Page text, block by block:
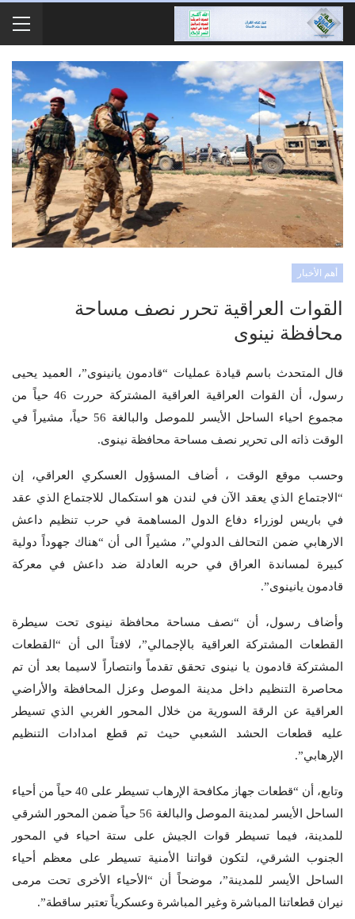
أهم الأخبار
القوات العراقية تحرر نصف مساحة
محافظة نينوى
قال المتحدث باسم قيادة عمليات “قادمون يانينوى”، العميد يحيى
رسول، أن القوات العراقية العراقية المشتركة حررت 46 حياً من
مجموع احياء الساحل الأيسر للموصل والبالغة 56 حياً، مشيراً في
الوقت ذاته الى تحرير نصف مساحة محافظة نينوى.
وحسب موقع الوقت ، أضاف المسؤول العسكري العراقي، إن
“الاجتماع الذي يعقد الآن في لندن هو استكمال للاجتماع الذي عقد
في باريس لوزراء دفاع الدول المساهمة في حرب تنظيم داعش
الارهابي ضمن التحالف الدولي”، مشيراً الى أن “هناك جهوداً دولية
كبيرة لمساندة العراق في حربه العادلة ضد داعش في معركة
قادمون يانينوى”.
وأضاف رسول، أن “نصف مساحة محافظة نينوى تحت سيطرة
القطعات المشتركة العراقية بالإجمالي”، لافتاً الى أن “القطعات
المشتركة قادمون يا نينوى تحقق تقدماً وانتصاراً لاسيما بعد أن تم
محاصرة التنظيم داخل مدينة الموصل وعزل المحافظة والأراضي
العراقية عن الرقة السورية من خلال المحور الغربي الذي تسيطر
عليه قطعات الحشد الشعبي حيث تم قطع امدادات التنظيم
الإرهابي”.
وتابع، أن “قطعات جهاز مكافحة الإرهاب تسيطر على 40 حياً من أحياء
الساحل الأيسر لمدينة الموصل والبالغة 56 حياً ضمن المحور الشرقي
للمدينة، فيما تسيطر قوات الجيش على ستة احياء في المحور
الجنوب الشرقي، لتكون قواتنا الأمنية تسيطر على معظم أحياء
الساحل الأيسر للمدينة”، موضحاً أن “الأحياء الأخرى تحت مرمى
نيران قطعاتنا المباشرة وغير المباشرة وعسكرياً تعتبر ساقطة”.